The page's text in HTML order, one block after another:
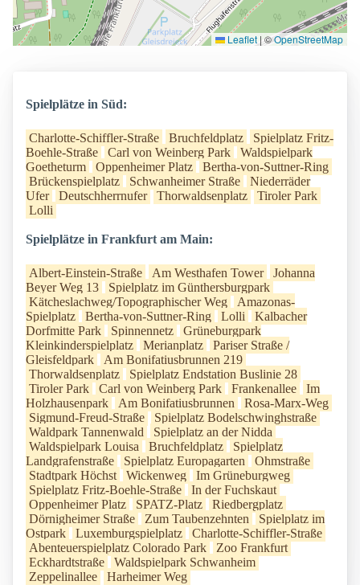
Leaflet | ©OpenStreetMap
Spielplätze in Süd:
Charlotte-Schiffler-Straße Bruchfeldplatz
Spielplatz Fritz-
Boehle-Straße
Carl von Weinberg Park
Waldspielpark
Goetheturm
Oppenheimer Platz
Bertha-von-Suttner-Ring
Brückenspielplatz
Schwanheimer Straße
Niederräder
Ufer
Deutschherrnufer Thorwaldsenplatz
Tiroler Park
Lolli
Spielplätze in Frankfurt am Main:
Albert-Einstein-Straße Am Westhafen Tower
Johanna
Beyer Weg 13
Spielplatz im Günthersburgpark
Kätcheslachweg/Topographischer Weg
Amazonas-
Spielplatz
Bertha-von-Suttner-Ring Lolli
Kalbacher
Dorfmitte Park
Spinnennetz
Grüneburgpark
Kleinkinderspielplatz
Merianplatz
Pariser Straße /
Gleisfeldpark
Am Bonifatiusbrunnen 219
Thorwaldsenplatz
Spielplatz Endstation Buslinie 28
Tiroler Park
Carl von Weinberg Park Frankenallee
Im
Holzhausenpark
Am Bonifatiusbrunnen
Rosa-Marx-Weg
Sigmund-Freud-Straße
Spielplatz Bodelschwinghstraße
Waldpark Tannenwald
Spielplatz an der Nidda
Waldspielpark Louisa
Bruchfeldplatz
Spielplatz
Landgrafenstraße
Spielplatz Europagarten
Ohmstraße
Stadtpark Höchst
Wickenweg
Im Grüneburgweg
Spielplatz Fritz-Boehle-Straße
In der Fuchskaut
Oppenheimer Platz
SPATZ-Platz
Riedbergplatz
Dörnigheimer Straße
Zum Taubenzehnten
Spielplatz im
Ostpark
Luxemburgspielplatz
Charlotte-Schiffler-Straße
Abenteuerspielplatz Colorado Park
Zoo Frankfurt
Eckhardtstraße
Waldspielpark Schwanheim
Zeppelinallee
Harheimer Weg